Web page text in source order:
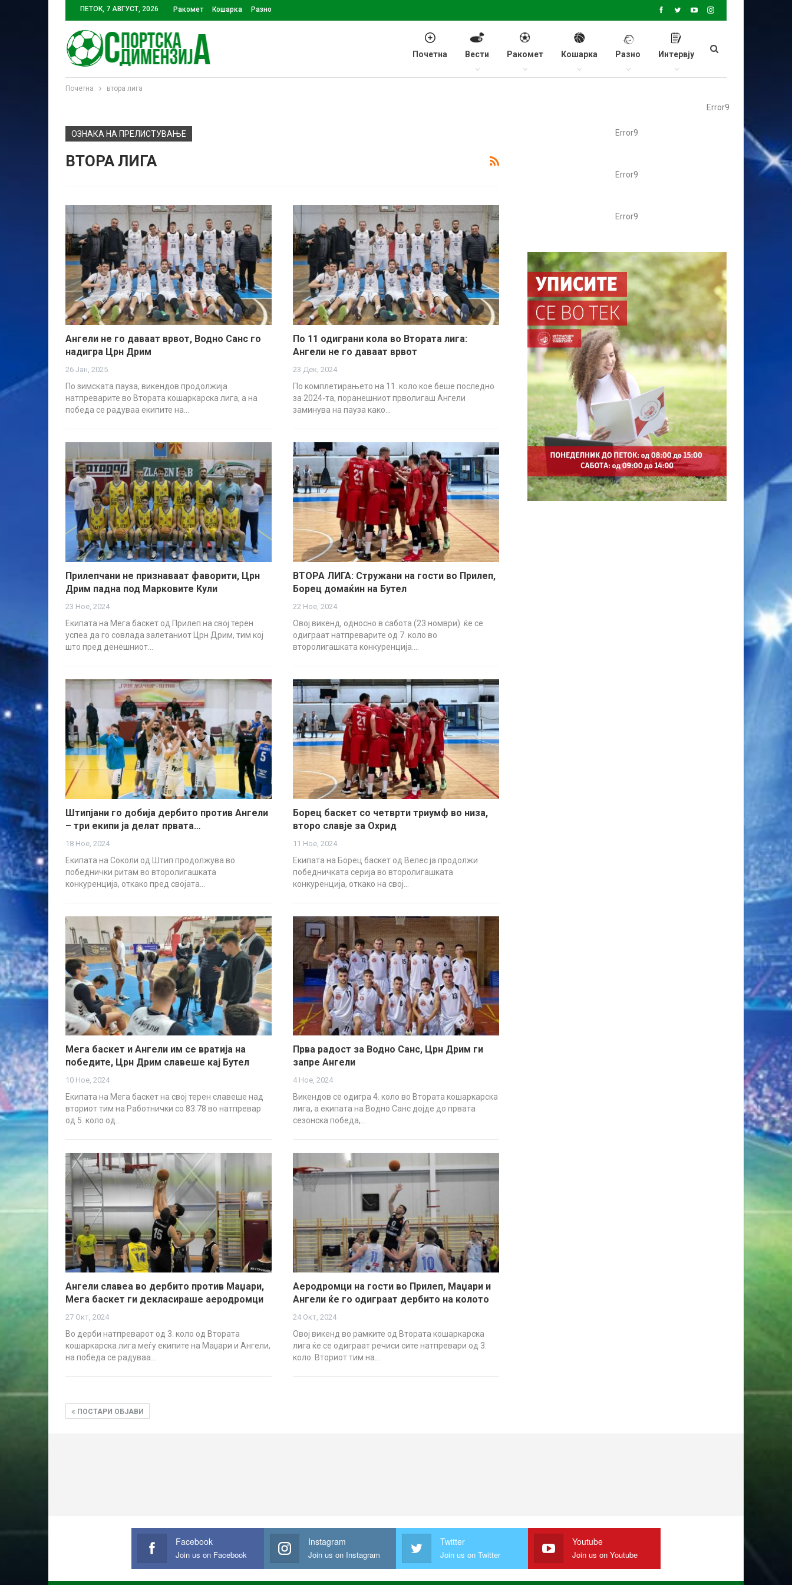
ПЕТОК, 7 АВГУСТ, 2026 Ракомет Кошарка Разно
Почетна Вести Ракомет Кошарка Разно Интервју
Почетна втора лига
Error9
ОЗНАКА НА ПРЕЛИСТУВАЊЕ
ВТОРА ЛИГА
Ангели не го даваат врвот, Водно Санс го
надигра Црн Дрим
26 Јан, 2025
По зимската пауза, викендов продолжија
натпреварите во Втората кошаркарска лига, а на
победа се радуваа екипите на…
По 11 одиграни кола во Втората лига:
Ангели не го даваат врвот
23 Дек, 2024
По комплетирањето на 11. коло кое беше последно
за 2024-та, поранешниот прволигаш Ангели
заминува на пауза како…
Прилепчани не признаваат фаворити, Црн
Дрим падна под Марковите Кули
23 Ное, 2024
Екипата на Мега баскет од Прилеп на свој терен
успеа да го совлада залетаниот Црн Дрим, тим кој
што пред денешниот…
ВТОРА ЛИГА: Стружани на гости во Прилеп,
Борец домаќин на Бутел
22 Ное, 2024
Овој викенд, односно в сабота (23 номври) ќе се
одиграат натпреварите од 7. коло во
второлигашката конкуренција.…
Штипјани го добија дербито против Ангели
– три екипи ја делат првата…
18 Ное, 2024
Екипата на Соколи од Штип продолжува во
победнички ритам во второлигашката
конкуренција, откако пред својата…
Борец баскет со четврти триумф во низа,
второ славје за Охрид
11 Ное, 2024
Екипата на Борец баскет од Велес ја продолжи
победничката серија во второлигашката
конкуренција, откако на свој…
Мега баскет и Ангели им се вратија на
победите, Црн Дрим славеше кај Бутел
10 Ное, 2024
Екипата на Мега баскет на свој терен славеше над
вториот тим на Работнички со 83:78 во натпревар
од 5. коло од…
Прва радост за Водно Санс, Црн Дрим ги
запре Ангели
4 Ное, 2024
Викендов се одигра 4. коло во Втората кошаркарска
лига, а екипата на Водно Санс дојде до првата
сезонска победа,…
Ангели славеа во дербито против Маџари,
Мега баскет ги декласираше аеродромци
27 Окт, 2024
Во дерби натпреварот од 3. коло од Втората
кошаркарска лига меѓу екипите на Маџари и Ангели,
на победа се радуваа…
Аеродромци на гости во Прилеп, Маџари и
Ангели ќе го одиграат дербито на колото
24 Окт, 2024
Овој викенд во рамките од Втората кошаркарска
лига ќе се одиграат речиси сите натпревари од 3.
коло. Вториот тим на…
ПОСТАРИ ОБЈАВИ
Error9
Error9
Error9
Facebook
Join us on Facebook
Instagram
Join us on Instagram
Twitter
Join us on Twitter
Youtube
Join us on Youtube